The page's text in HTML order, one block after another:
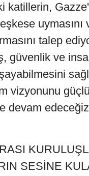
katillerin,
uymasını
talep
güvenlik ve
vizyonunu
devam
SESİNE